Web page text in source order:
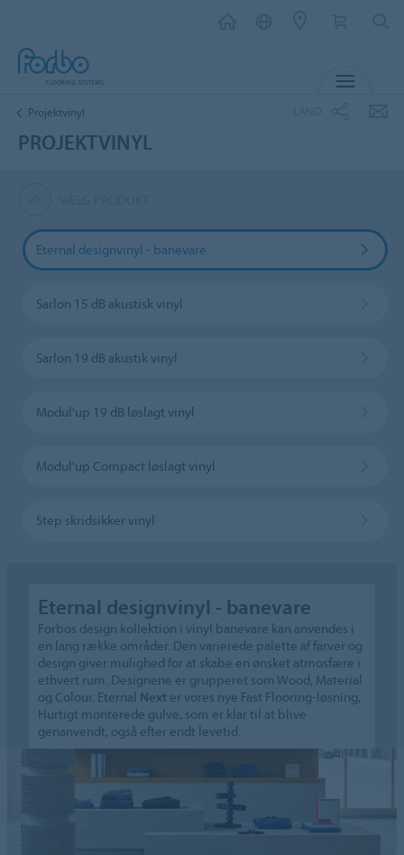
Projektvinyl
PROJEKTVINYL
Eternal designvinyl - banevare
Sarlon 15 dB akustisk vinyl
Sarlon 19 dB akustik vinyl
Modul'up 19 dB løslagt vinyl
Modul'up Compact løslagt vinyl
Step skridsikker vinyl
Eternal designvinyl - banevare
Forbos design kollektion i vinyl banevare kan anvendes i
en lang række områder. Den varierede palette af farver og
design giver mulighed for at skabe en ønsket atmosfære i
ethvert rum. Designene er grupperet som Wood, Material
og Colour. Eternal Next er vores nye Fast Flooring-løsning,
Hurtigt monterede gulve, som er klar til at blive
genanvendt, også efter endt levetid.